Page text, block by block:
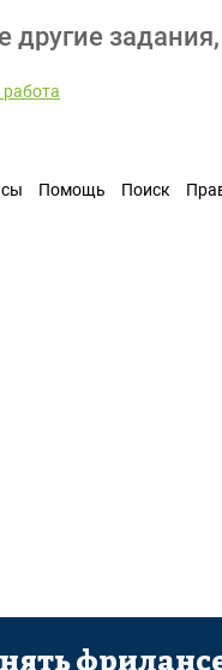
другие
работа
Помощь Поиск